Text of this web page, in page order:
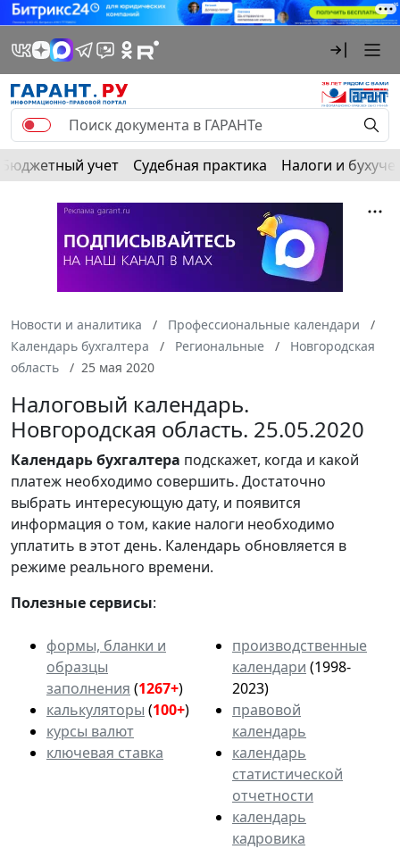
Бюджетный учет Судебная практика Налоги и
Новости и аналитика
Профессиональные календари
Календарь бухгалтера
Региональные
Новгородская
область
25 мая 2020
Налоговый календарь.
Новгородская область. 25.05.2020
Календарьбухгалтера подскажет, когда и какой
платеж необходимо совершить. Достаточно
выбрать интересующую дату, и появится
информация о том, какие налоги необходимо
уплатить в этот день. Календарь обновляется в
режиме реального времени.
Полезные сервисы:
формы, бланки и
образцы
заполнения (1267+)
калькуляторы (100+)
курсы валют
ключевая ставка
производственные
календари (1998-
2023)
правовой
календарь
календарь
статистической
отчетности
календарь
кадровика